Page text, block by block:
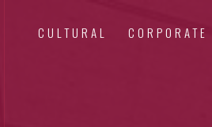
CULTURAL CORPORATE